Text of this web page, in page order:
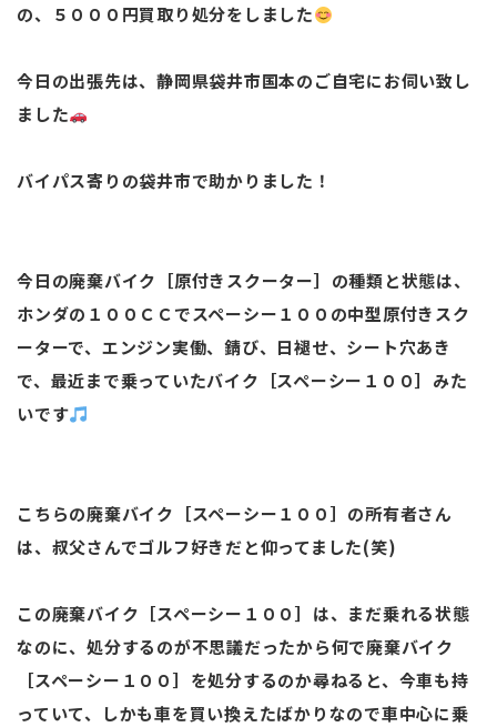
の、５０００円買取り処分をしました
今日の出張先は、静岡県袋井市国本のご自宅にお伺い致し
ました
バイパス寄りの袋井市で助かりました！
今日の廃棄バイク［原付きスクーター］の種類と状態は、
ホンダの１００ＣＣでスペーシー１００の中型原付きスク
ーターで、エンジン実働、錆び、日褪せ、シート穴あき
で、最近まで乗っていたバイク［スペーシー１００］みた
いです
こちらの廃棄バイク［スペーシー１００］の所有者さん
は、叔父さんでゴルフ好きだと仰ってました(笑)
この廃棄バイク［スペーシー１００］は、まだ乗れる状態
なのに、処分するのが不思議だったから何で廃棄バイク
［スペーシー１００］を処分するのか尋ねると、今車も持
っていて、しかも車を買い換えたばかりなので車中心に乗